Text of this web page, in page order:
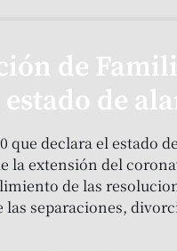
de
de
que declara el estado
la extensión del
de las
separaciones,